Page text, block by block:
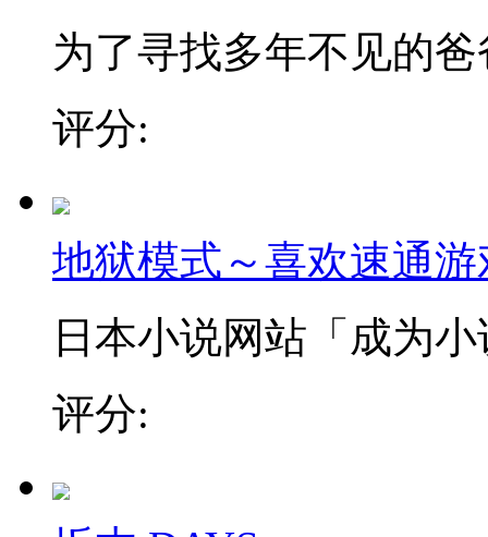
为了寻找多年不见的爸
评分:
地狱模式～喜欢速通
日本小说网站「成为
评分: